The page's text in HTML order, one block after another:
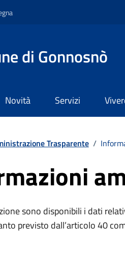
di Gonnosnò
Novità Servizi
Trasparente /
sono disponibili i dati
previsto dall’articolo 40